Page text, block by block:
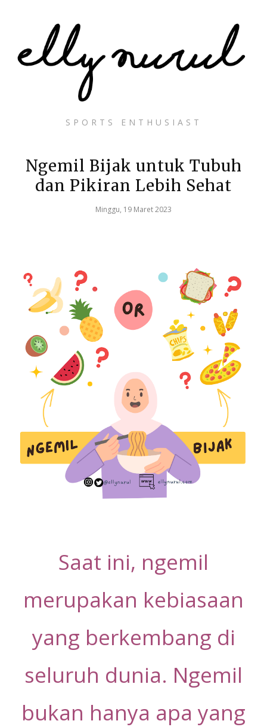
SPORTS ENTHUSIAST
Ngemil Bijak untuk Tubuh
dan Pikiran Lebih Sehat
Minggu, 19 Maret 2023
Saat ini, ngemil
merupakan kebiasaan
yang berkembang di
seluruh dunia. Ngemil
bukan hanya apa yang